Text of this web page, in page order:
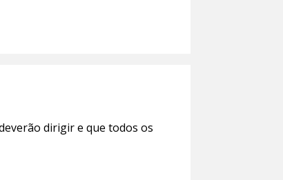
dirigir e que todos os